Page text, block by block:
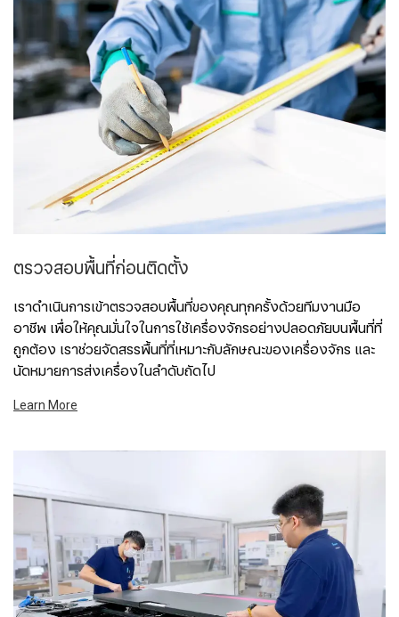
ตรวจสอบพื้นที่ก่อนติดตั้ง
เราดำเนินการเข้าตรวจสอบพื้นที่ของคุณทุกครั้งด้วยทีมงานมือ
อาชีพ เพื่อให้คุณมั่นใจในการใช้เครื่องจักรอย่างปลอดภัยบนพื้นที่ที่
ถูกต้อง เราช่วยจัดสรรพื้นที่ที่เหมาะกับลักษณะของเครื่องจักร และ
นัดหมายการส่งเครื่องในลำดับถัดไป
Learn More